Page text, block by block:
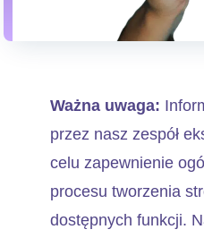
Ważna uwaga:
przez nasz zespół
celu zapewnienie
procesu tworzenia
dostępnych funkcji.